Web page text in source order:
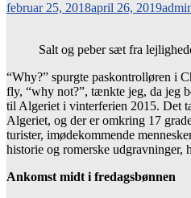
februar 25, 2018april 26, 2019
Salt og peber sæt fra
“Why?” spurgte paskontrolløren i
fly, “why not?”, tænkte jeg, da jeg
til Algeriet i vinterferien 2015. Det
Algeriet, og der er omkring 17
turister, imødekommende
historie og romerske udgravninger,
Ankomst midt i fredagsbønnen